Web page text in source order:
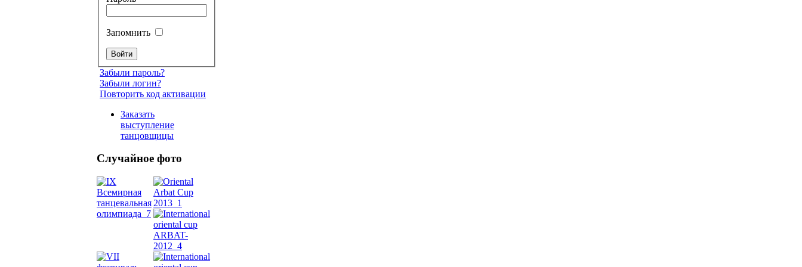
Запомнить
Забыли пароль?
Забыли логин?
Повторить код активации
Заказать
выступление
танцовщицы
Случайное фото